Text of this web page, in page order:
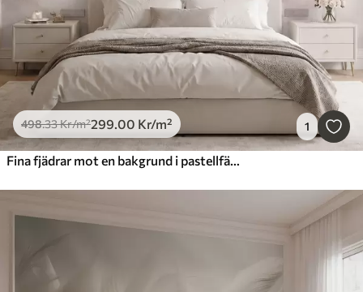
498.33Kr/m²299.00 Kr/m² 1
Fina fjädrar mot en bakgrund i pastellfärgad akvarell